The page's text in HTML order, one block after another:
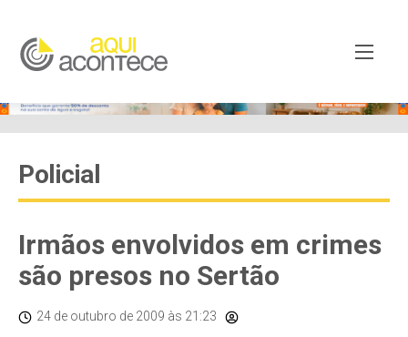
Policial
Irmãos envolvidos em crimes
são presos no Sertão
24 de outubro de 2009 às 21:23